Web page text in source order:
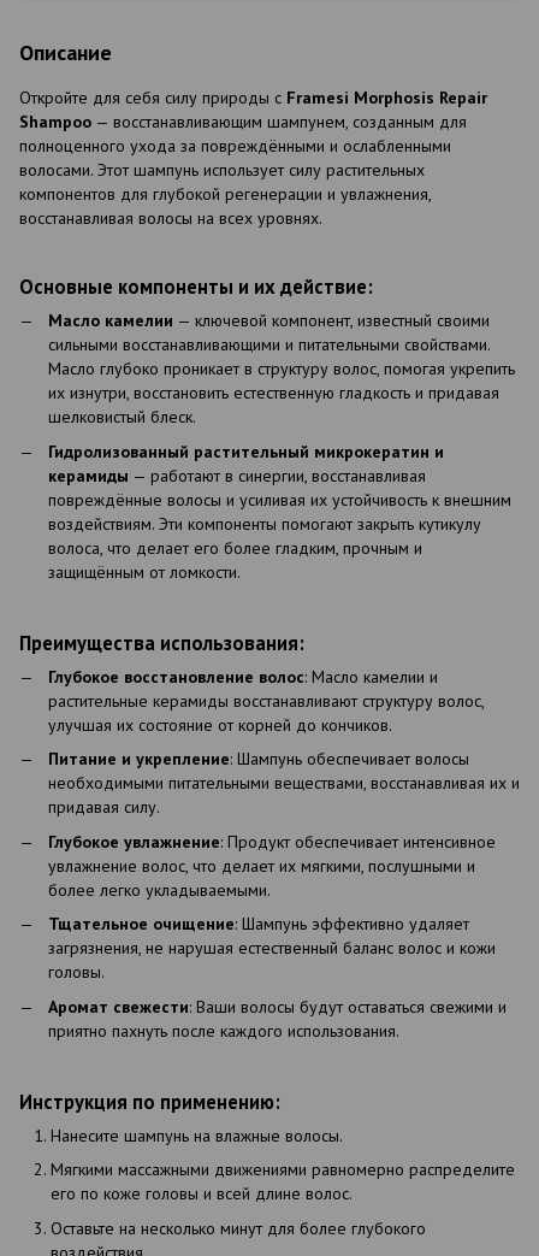
Описание
Откройте для себя силу природы с Framesi Morphosis Repair
Shampoo — восстанавливающим шампунем, созданным для
полноценного ухода за повреждёнными и ослабленными
волосами. Этот шампунь использует силу растительных
компонентов для глубокой регенерации и увлажнения,
восстанавливая волосы на всех уровнях.
Основные компоненты и их действие:
Масло камелии — ключевой компонент, известный своими
сильными восстанавливающими и питательными свойствами.
Масло глубоко проникает в структуру волос, помогая укрепить
их изнутри, восстановить естественную гладкость и придавая
шелковистый блеск.
Гидролизованный растительный микрокератин и
керамиды — работают в синергии, восстанавливая
повреждённые волосы и усиливая их устойчивость к внешним
воздействиям. Эти компоненты помогают закрыть кутикулу
волоса, что делает его более гладким, прочным и
защищённым от ломкости.
Преимущества использования:
Глубокое восстановление волос: Масло камелии и
растительные керамиды восстанавливают структуру волос,
улучшая их состояние от корней до кончиков.
Питание и укрепление: Шампунь обеспечивает волосы
необходимыми питательными веществами, восстанавливая их и
придавая силу.
Глубокое увлажнение: Продукт обеспечивает интенсивное
увлажнение волос, что делает их мягкими, послушными и
более легко укладываемыми.
Тщательное очищение: Шампунь эффективно удаляет
загрязнения, не нарушая естественный баланс волос и кожи
головы.
Аромат свежести: Ваши волосы будут оставаться свежими и
приятно пахнуть после каждого использования.
Инструкция по применению:
Нанесите шампунь на влажные волосы.
Мягкими массажными движениями равномерно распределите
его по коже головы и всей длине волос.
Оставьте на несколько минут для более глубокого